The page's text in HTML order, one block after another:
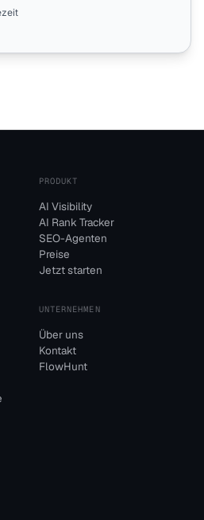
PRODUKT
AI Visibility
AI Rank Tracker
SEO-Agenten
Preise
Jetzt starten
UNTERNEHMEN
Über uns
Kontakt
FlowHunt